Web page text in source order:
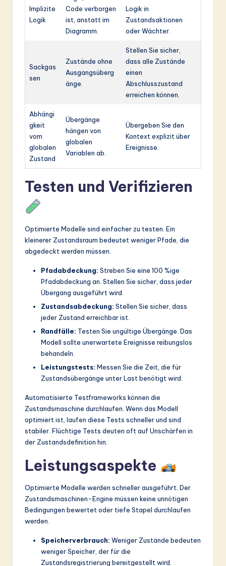
Implizite
Logik
Code verborgen
ist, anstatt im
Diagramm.
Logik in
Zustandsaktionen
oder Wächter.
Sackgas
sen
Zustände ohne
Ausgangsüberg
änge.
Stellen Sie sicher,
dass alle Zustände
einen
Abschlusszustand
erreichen können.
Abhängi
gkeit
vom
globalen
Zustand
Übergänge
hängen von
globalen
Variablen ab.
Übergeben Sie den
Kontext explizit über
Ereignisse.
Testen und Verifizieren
Optimierte Modelle sind einfacher zu testen. Ein
kleinerer Zustandsraum bedeutet weniger Pfade, die
abgedeckt werden müssen.
Pfadabdeckung: Streben Sie eine 100 %ige
Pfadabdeckung an. Stellen Sie sicher, dass jeder
Übergang ausgeführt wird.
Zustandsabdeckung: Stellen Sie sicher, dass
jeder Zustand erreichbar ist.
Randfälle: Testen Sie ungültige Übergänge. Das
Modell sollte unerwartete Ereignisse reibungslos
behandeln.
Leistungstests: Messen Sie die Zeit, die für
Zustandsübergänge unter Last benötigt wird.
Automatisierte Testframeworks können die
Zustandsmaschine durchlaufen. Wenn das Modell
optimiert ist, laufen diese Tests schneller und sind
stabiler. Flüchtige Tests deuten oft auf Unschärfen in
der Zustandsdefinition hin.
Leistungsaspekte
Optimierte Modelle werden schneller ausgeführt. Der
Zustandsmaschinen-Engine müssen keine unnötigen
Bedingungen bewertet oder tiefe Stapel durchlaufen
werden.
Speicherverbrauch: Weniger Zustände bedeuten
weniger Speicher, der für die
Zustandsregistrierung bereitgestellt wird.